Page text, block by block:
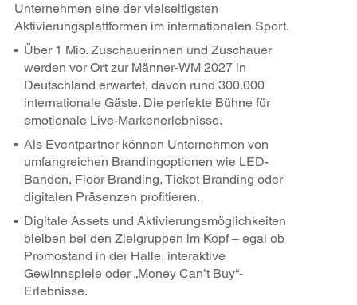
Unternehmen eine der vielseitigsten
Aktivierungsplattformen im internationalen Sport.
Über 1 Mio. Zuschauerinnen und Zuschauer
werden vor Ort zur Männer-WM 2027 in
Deutschland erwartet, davon rund 300.000
internationale Gäste. Die perfekte Bühne für
emotionale Live-Markenerlebnisse.
Als Eventpartner können Unternehmen von
umfangreichen Brandingoptionen wie LED-
Banden, Floor Branding, Ticket Branding oder
digitalen Präsenzen profitieren.
Digitale Assets und Aktivierungsmöglichkeiten
bleiben bei den Zielgruppen im Kopf – egal ob
Promostand in der Halle, interaktive
Gewinnspiele oder „Money Can’t Buy“-
Erlebnisse.